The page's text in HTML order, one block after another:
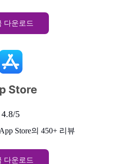
다운로드
4.8/5
Store의 450+ 리뷰
다운로드